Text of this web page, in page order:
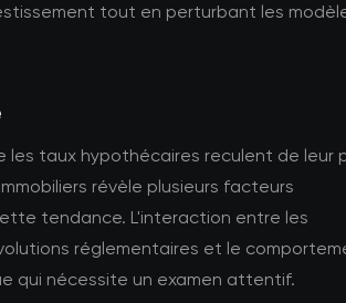
tout en perturbant les
les taux hypothécaires reculent de leur
révèle plusieurs facteurs
tendance. L'interaction entre les
réglementaires et le
qui nécessite un examen attentif.